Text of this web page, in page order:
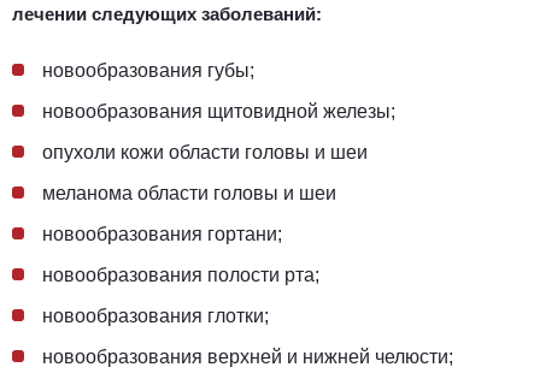
лечении следующих заболеваний:
новообразования губы;
новообразования щитовидной железы;
опухоли кожи области головы и шеи
меланома области головы и шеи
новообразования гортани;
новообразования полости рта;
новообразования глотки;
новообразования верхней и нижней челюсти;